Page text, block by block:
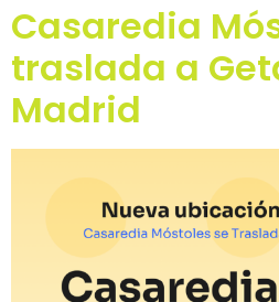
Casaredia
traslada a
Madrid